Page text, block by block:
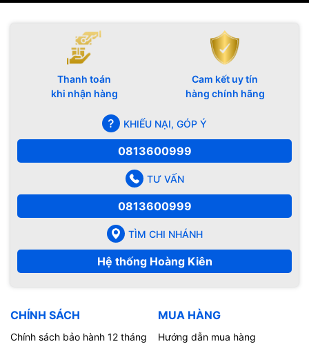
Thanh toán
khi nhận hàng
Cam kết uy tín
hàng chính hãng
KHIẾU NẠI, GÓP Ý
0813600999
TƯ VẤN
0813600999
TÌM CHI NHÁNH
Hệ thống Hoàng Kiên
CHÍNH SÁCH
Chính sách bảo hành 12 tháng
MUA HÀNG
Hướng dẫn mua hàng